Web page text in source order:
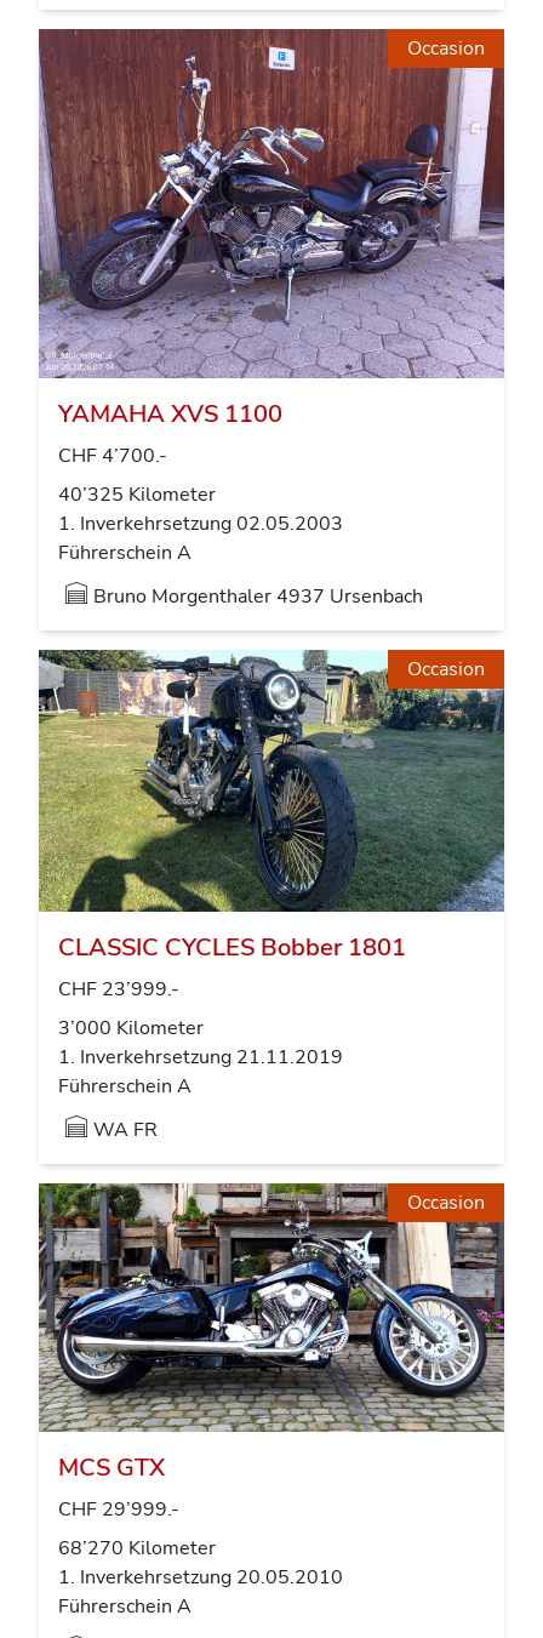
Occasion
YAMAHA XVS 1100
CHF 4’700.-
40’325 Kilometer
1. Inverkehrsetzung 02.05.2003
Führerschein A
Bruno Morgenthaler4937 Ursenbach
Occasion
CLASSIC CYCLES Bobber 1801
CHF 23’999.-
3’000 Kilometer
1. Inverkehrsetzung 21.11.2019
Führerschein A
WA FR
Occasion
MCS GTX
CHF 29’999.-
68’270 Kilometer
1. Inverkehrsetzung 20.05.2010
Führerschein A